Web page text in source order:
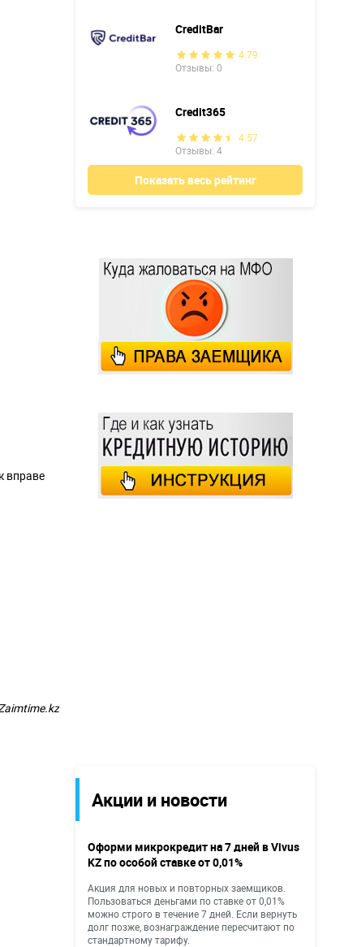
CreditBar
4.79
Отзывы: 0
Credit365
4.57
Отзывы: 4
Показать весь рейтинг
Акции и новости
Оформи микрокредит на 7 дней в Vivus
KZ по особой ставке от 0,01%
Акция для новых и повторных заемщиков.
Пользоваться деньгами по ставке от 0,01%
можно строго в течение 7 дней. Если вернуть
долг позже, вознаграждение пересчитают по
стандартному тарифу.
вправе